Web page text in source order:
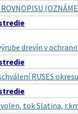
ROVNOPISU
drevín v
RUSES
tok Slatina,